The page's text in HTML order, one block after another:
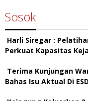
Sosok
Harli Siregar :
Perkuat Kapasitas
Terima Kunjungan
Bahas Isu Aktual Di